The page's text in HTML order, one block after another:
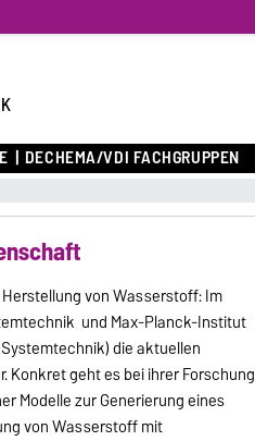
DECHEMA/VDI FACHGRUPPEN
von Wasserstoff: Im
und Max-Planck-Institut
die aktuellen
Konkret geht es bei ihrer Forschung
Modelle zur Generierung eines
von Wasserstoff mit